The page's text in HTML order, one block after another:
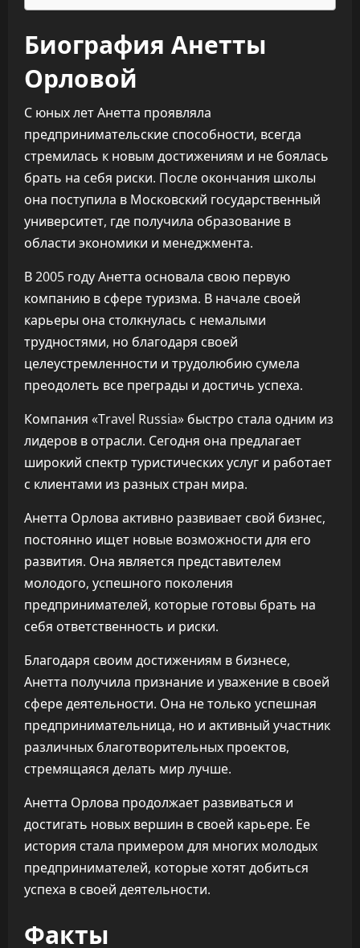
Биография Анетты
Орловой
С юных лет Анетта проявляла
предпринимательские способности, всегда
стремилась к новым достижениям и не боялась
брать на себя риски. После окончания школы
она поступила в Московский государственный
университет, где получила образование в
области экономики и менеджмента.
В 2005 году Анетта основала свою первую
компанию в сфере туризма. В начале своей
карьеры она столкнулась с немалыми
трудностями, но благодаря своей
целеустремленности и трудолюбию сумела
преодолеть все преграды и достичь успеха.
Компания «Travel Russia» быстро стала одним из
лидеров в отрасли. Сегодня она предлагает
широкий спектр туристических услуг и работает
с клиентами из разных стран мира.
Анетта Орлова активно развивает свой бизнес,
постоянно ищет новые возможности для его
развития. Она является представителем
молодого, успешного поколения
предпринимателей, которые готовы брать на
себя ответственность и риски.
Благодаря своим достижениям в бизнесе,
Анетта получила признание и уважение в своей
сфере деятельности. Она не только успешная
предпринимательница, но и активный участник
различных благотворительных проектов,
стремящаяся делать мир лучше.
Анетта Орлова продолжает развиваться и
достигать новых вершин в своей карьере. Ее
история стала примером для многих молодых
предпринимателей, которые хотят добиться
успеха в своей деятельности.
Факты